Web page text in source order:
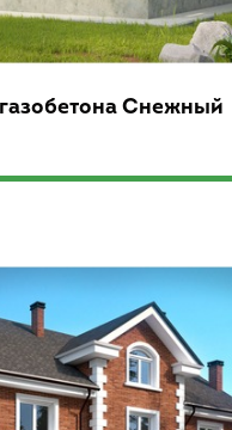
Снежный